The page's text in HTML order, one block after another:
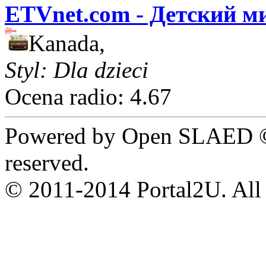
ETVnet.com - Детский
Kanada,
Styl: Dla dzieci
Ocena radio: 4.67
Powered by Open
reserved.
© 2011-2014 Portal2U. All